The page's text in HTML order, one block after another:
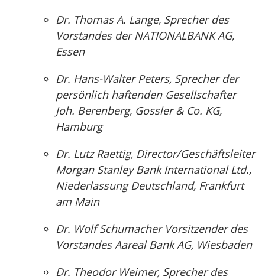
Dr. Thomas A. Lange, Sprecher des
Vorstandes der NATIONALBANK AG,
Essen
Dr. Hans-Walter Peters, Sprecher der
persönlich haftenden Gesellschafter
Joh. Berenberg, Gossler & Co. KG,
Hamburg
Dr. Lutz Raettig, Director/Geschäftsleiter
Morgan Stanley Bank International Ltd.,
Niederlassung Deutschland, Frankfurt
am Main
Dr. Wolf Schumacher Vorsitzender des
Vorstandes Aareal Bank AG, Wiesbaden
Dr. Theodor Weimer, Sprecher des